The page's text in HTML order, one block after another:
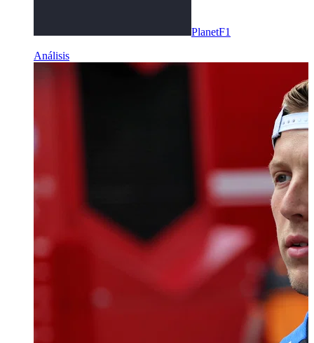
PlanetF1
Análisis